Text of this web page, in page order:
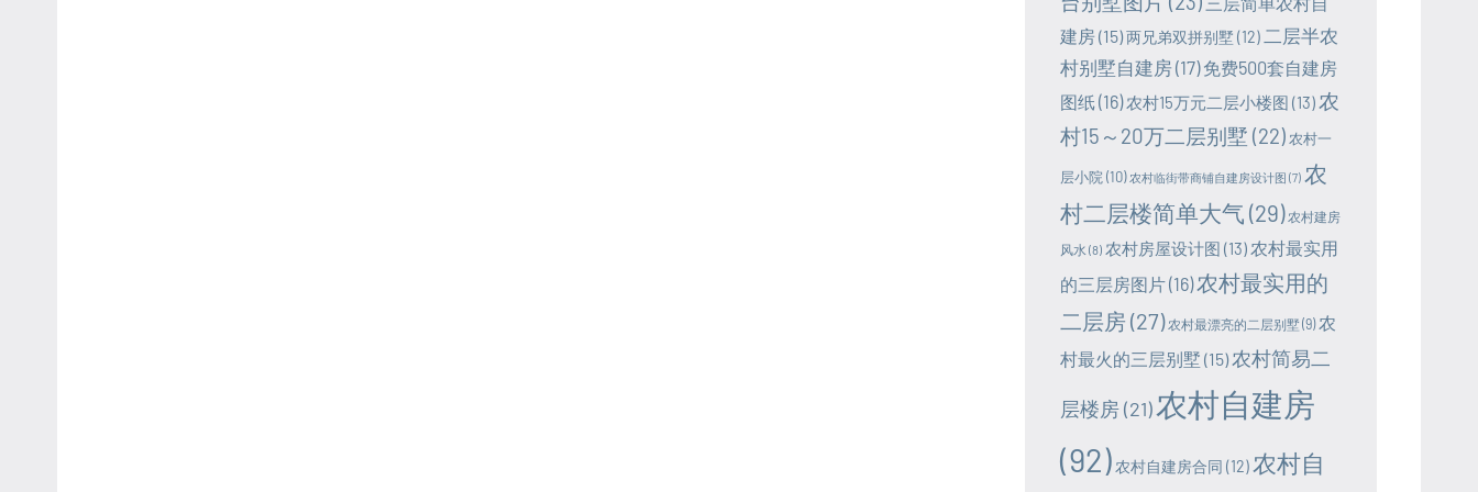
建房(15)两兄弟双拼别墅 (12) 二层半农
村别墅自建房(17) 免费500套自建房
图纸(16) 农村15万元二层小楼图 (13)农
村15～20万二层别墅 (22) 农村一
层小院 (10) 农村临街带商铺自建房设计图 (7) 农
村二层楼简单大气 (29) 农村建房
风水 (8) 农村房屋设计图 (13) 农村最实用
的三层房图片(16)农村最实用的
二层房 (27) 农村最漂亮的二层别墅(9) 农
村最火的三层别墅 (15)农村简易二
层楼房(21)农村自建房
(92) 农村自建房合同 (12) 农村自